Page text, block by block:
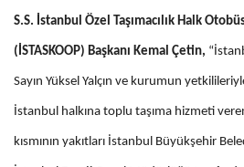
S.S. İstanbul Özel Taşımacılık Halk
(İSTASKOOP) Başkanı Kemal Çetin,
Sayın Yüksel Yalçın ve kurumun
İstanbul halkına toplu taşıma hizmeti
kısmının yakıtları İstanbul Büyükşehir